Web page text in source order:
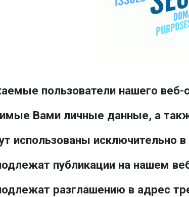
пользователи нашего веб-
Вами личные данные, а
использованы исключительно
публикации на нашем
разглашению в адрес